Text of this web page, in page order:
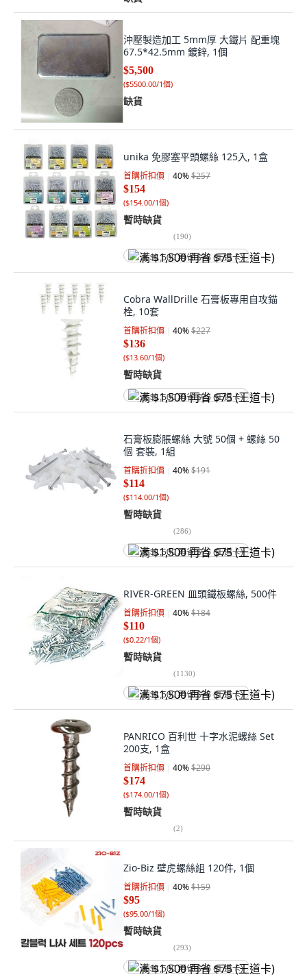
沖壓製造加工 5mm厚 大鐵片 配重塊
67.5*42.5mm 鍍鋅, 1個
$5,500
($5500.00/1個)
缺貨
unika 免膠塞平頭螺絲 125入, 1盒
首購折扣價 40%$257
$154
($154.00/1個)
暫時缺貨
(190)
满 $1,500 再省 $75 (王道卡)
Cobra WallDrille 石膏板專用自攻錨
栓, 10套
首購折扣價 40%$227
$136
($13.60/1個)
暫時缺貨
满 $1,500 再省 $75 (王道卡)
石膏板膨脹螺絲 大號 50個 + 螺絲 50
個 套裝, 1組
首購折扣價 40%$191
$114
($114.00/1個)
暫時缺貨
(286)
满 $1,500 再省 $75 (王道卡)
RIVER-GREEN 皿頭鐵板螺絲, 500件
首購折扣價 40%$184
$110
($0.22/1個)
暫時缺貨
(1130)
满 $1,500 再省 $75 (王道卡)
PANRICO 百利世 十字水泥螺絲 Set
200支, 1盒
首購折扣價 40%$290
$174
($174.00/1個)
暫時缺貨
(2)
Zio-Biz 壁虎螺絲組 120件, 1個
首購折扣價 40%$159
$95
($95.00/1個)
暫時缺貨
(293)
满 $1,500 再省 $75 (王道卡)